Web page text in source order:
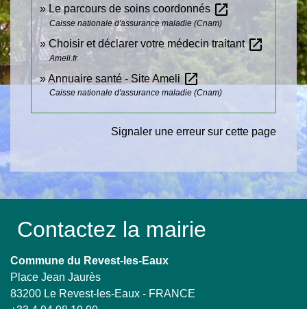
Le parcours de soins coordonnés open_in_new
Caisse nationale d'assurance maladie (Cnam)
Choisir et déclarer votre médecin traitantopen_in_new
Ameli.fr
Annuaire santé - Site Ameli open_in_new
Caisse nationale d'assurance maladie (Cnam)
Signaler une erreur sur cette page
Contactez la mairie
Commune du Revest-les-Eaux
Place Jean Jaurès
83200 Le Revest-les-Eaux - FRANCE